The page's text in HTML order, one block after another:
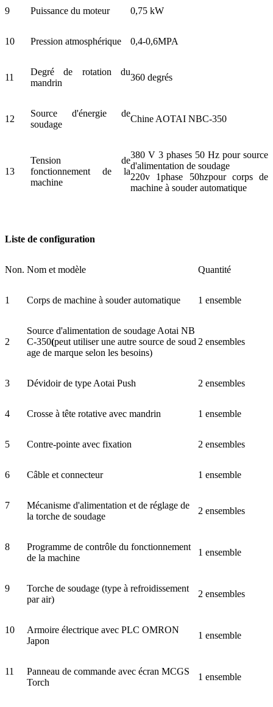
9 Puissance du moteur 0,75 kW
10 Pression atmosphérique 0,4-0,6MPA
11
Degré de rotation du
mandrin
360 degrés
12
Source d'énergie de
soudage
Chine AOTAI NBC-350
13
Tension de
fonctionnement de la
machine
380 V 3 phases 50 Hz pour source
d'alimentation de soudage
220v 1phase 50hzpour corps de
machine à souder automatique
Liste de configuration
Non. Nom et modèle Quantité
1 Corps de machine à souder automatique 1 ensemble
2
Source d'alimentation de soudage Aotai NB
C-350(peut utiliser une autre source de soud
age de marque selon les besoins)
2 ensembles
3 Dévidoir de type Aotai Push 2 ensembles
4 Crosse à tête rotative avec mandrin 1 ensemble
5 Contre-pointe avec fixation 2 ensembles
6 Câble et connecteur 1 ensemble
7
Mécanisme d'alimentation et de réglage de
la torche de soudage
2 ensembles
8
Programme de contrôle du fonctionnement
de la machine
1 ensemble
9
Torche de soudage (type à refroidissement
par air)
2 ensembles
10
Armoire électrique avec PLC OMRON
Japon
1 ensemble
11
Panneau de commande avec écran MCGS
Torch
1 ensemble